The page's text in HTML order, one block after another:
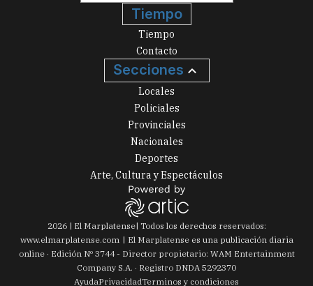
Tiempo
Tiempo
Contacto
Secciones
Locales
Policiales
Provinciales
Nacionales
Deportes
Arte, Cultura y Espectáculos
2026| El Marplatense| Todos los derechos reservados:
www.elmarplatense.com
El Marplatense es una publicación diaria
online · Edición Nº 3744- Director propietario: WAM Entertainment
Company S.A. · Registro DNDA 5292370
AyudaPrivacidadTerminos y condiciones